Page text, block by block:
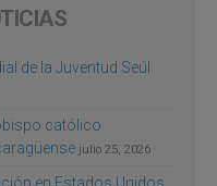
de la Juventud Seúl
católico
julio 25, 2026
en Estados Unidos